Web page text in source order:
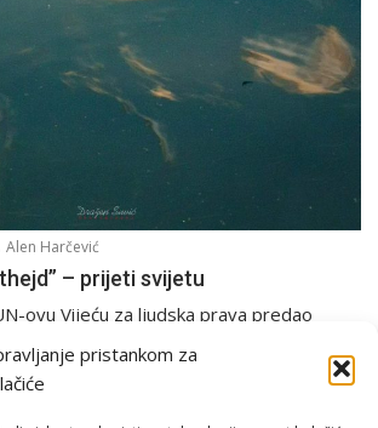
pristankom za
Alen Harčević
– prijeti svijetu
ovu Vijeću za ljudska prava predao
za krajnje siromaštvo Philip...